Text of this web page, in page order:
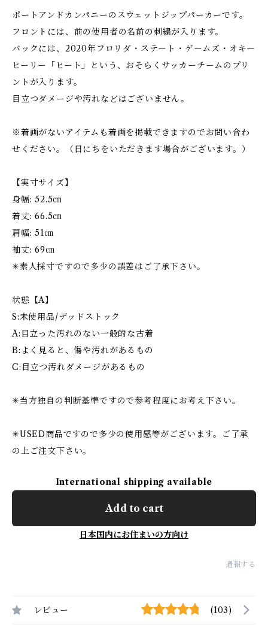
ポートアンドカンパニーのスウェットジップパーカーです。
フロントには、前の使用者の名前の刺繍が入ります。
バックには、2020年フロリダ・ステート・ゲームズ・オキー
ヒーリー「ヒート」という、おそらくサッカーチームのプリ
ントが入ります。
目立つダメージや汚れなどはございません。
※着画がないアイテムも着画を掲載できますのでお問い合わ
せください。（日にちをいただきます場合がございます。）
【実寸サイズ】
身幅: 52.5㎝
着丈: 66.5㎝
肩幅: 51㎝
袖丈: 69㎝
✳︎素人採寸ですので多少の誤差はご了承下さい。
状態【A】
S:未使用品/デッドストック
A:目立った汚れのない一般的な古着
B:よく見ると、傷や汚れがあるもの
C:目立つ汚れダメージがあるもの
✳︎当方独自の判断基準ですので参考程度にお考え下さい。
✳︎USED商品ですので多少の使用感等がございます。ご了承
の上ご注文下さい。
International shipping available
Add to cart
日本国内にお住まいの方向け
通報する
レビュー (103)